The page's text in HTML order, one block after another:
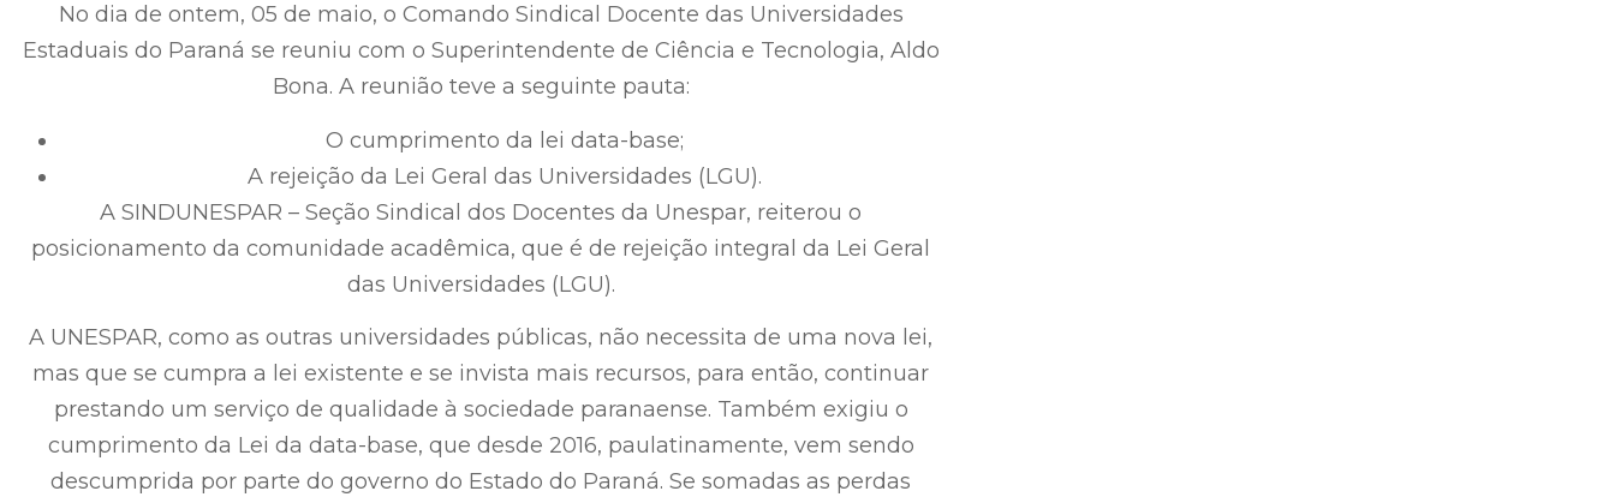
No dia de ontem, 05 de maio, o Comando Sindical Docente das Universidades
Estaduais do Paraná se reuniu com o Superintendente de Ciência e Tecnologia, Aldo
Bona. A reunião teve a seguinte pauta:
O cumprimento da lei data-base;
A rejeição da Lei Geral das Universidades (LGU).
A SINDUNESPAR – Seção Sindical dos Docentes da Unespar, reiterou o
posicionamento da comunidade acadêmica, que é de rejeição integral da Lei Geral
das Universidades (LGU).
A UNESPAR, como as outras universidades públicas, não necessita de uma nova lei,
mas que se cumpra a lei existente e se invista mais recursos, para então, continuar
prestando um serviço de qualidade à sociedade paranaense. Também exigiu o
cumprimento da Lei da data-base, que desde 2016, paulatinamente, vem sendo
descumprida por parte do governo do Estado do Paraná. Se somadas as perdas